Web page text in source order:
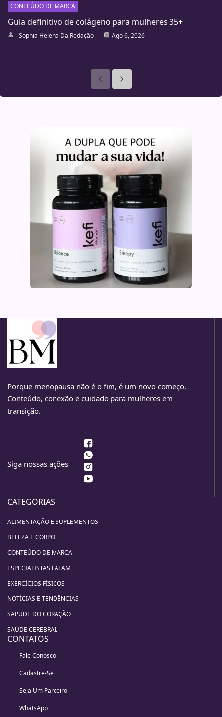
CONTEÚDO DE MARCA
Guia definitivo de colágeno para mulheres 35+
Sophia Helena Da Redação Ago 6, 2026
AnterioresSeguinte
Porque menopausa não é o fim, é um novo começo.
Conteúdo, conexão e cuidado para mulheres em
transição.
Siga nossas ações
CATEGORIAS
ALIMENTAÇÃO E SUPLEMENTOS
BELEZA E CORPO
CONTEÚDO DE MARCA
ESPECIALISTAS FALAM
EXERCÍCIOS FÍSICOS
NOTÍCIAS E TENDÊNCIAS
SAPUDE DO CORAÇÃO
SAÚDE CEREBRAL
CONTATOS
Fale Conosco
Cadastre-Se
Seja Um Parceiro
WhatsApp